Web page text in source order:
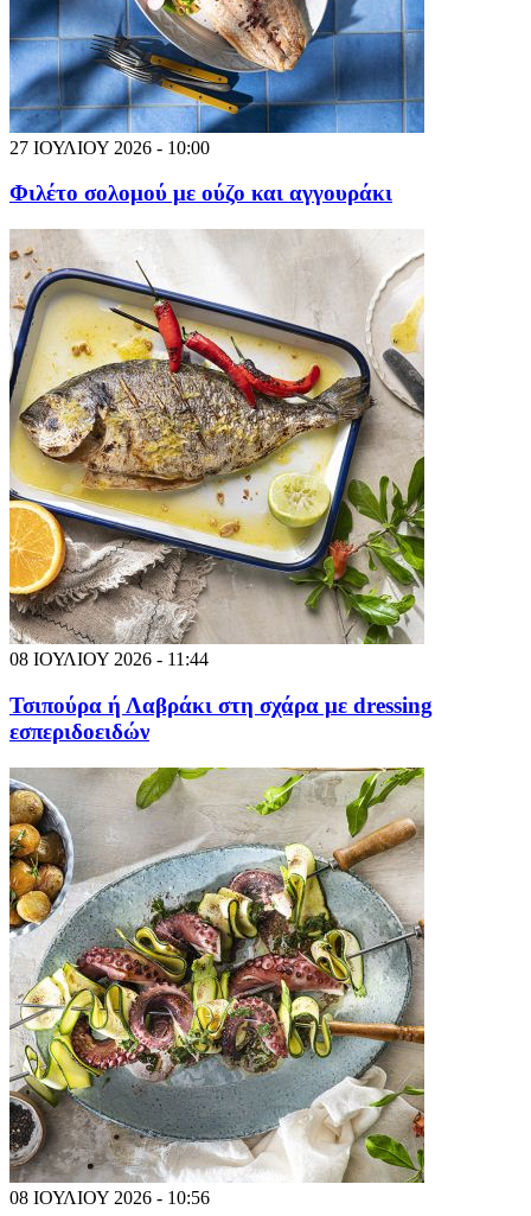
27 ΙΟΥΛΙΟΥ 2026 - 10:00
Φιλέτο σολομού με ούζο και αγγουράκι
08 ΙΟΥΛΙΟΥ 2026 - 11:44
Τσιπούρα ή Λαβράκι στη σχάρα με dressing
εσπεριδοειδών
08 ΙΟΥΛΙΟΥ 2026 - 10:56